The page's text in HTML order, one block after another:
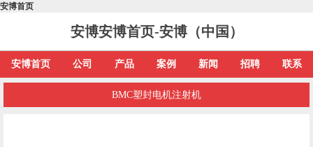
安博首页
安博安博首页-安博（中国）
安博首页 公司 产品 案例 新闻 招聘 联系
BMC塑封电机注射机